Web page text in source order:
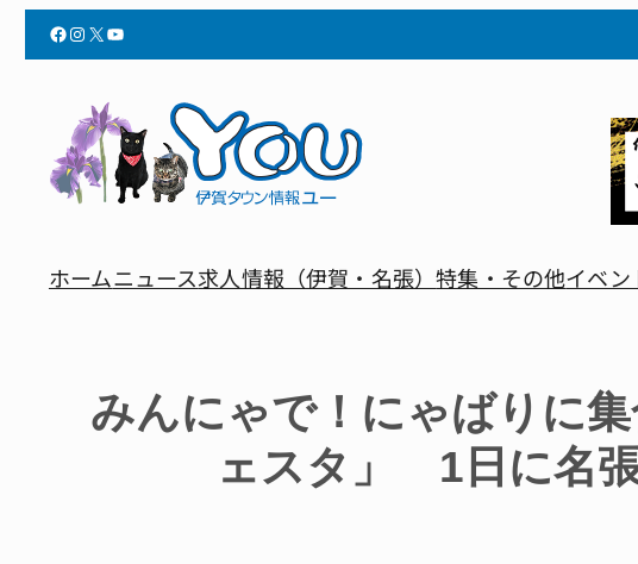
Facebook InstagramX YouTube
ホームニュース求人情報（伊賀・名張）特集・その他イベン
みんにゃで！にゃばりに
ェスタ」 1日に名